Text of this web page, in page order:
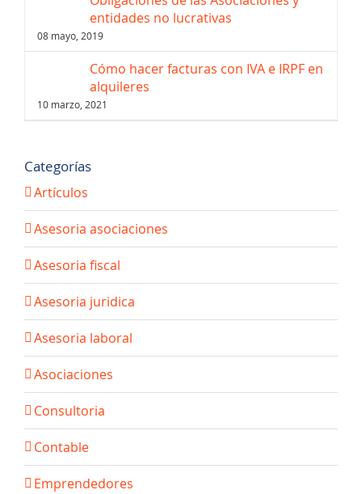
entidades no lucrativas
08 mayo, 2019
Cómo hacer facturas con IVA e IRPF en
alquileres
10 marzo, 2021
Categorías
Artículos
Asesoria asociaciones
Asesoria fiscal
Asesoria juridica
Asesoria laboral
Asociaciones
Consultoria
Contable
Emprendedores